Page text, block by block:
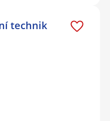
technik